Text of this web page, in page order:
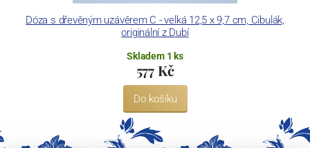
Dóza s dřevěným uzávěrem C - velká 12,5 x 9,7 cm, Cibulák,
originální z Dubí
Skladem 1 ks
577 Kč
Do košíku